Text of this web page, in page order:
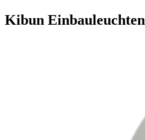
Kibun Einbauleuchten